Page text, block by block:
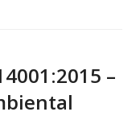
–